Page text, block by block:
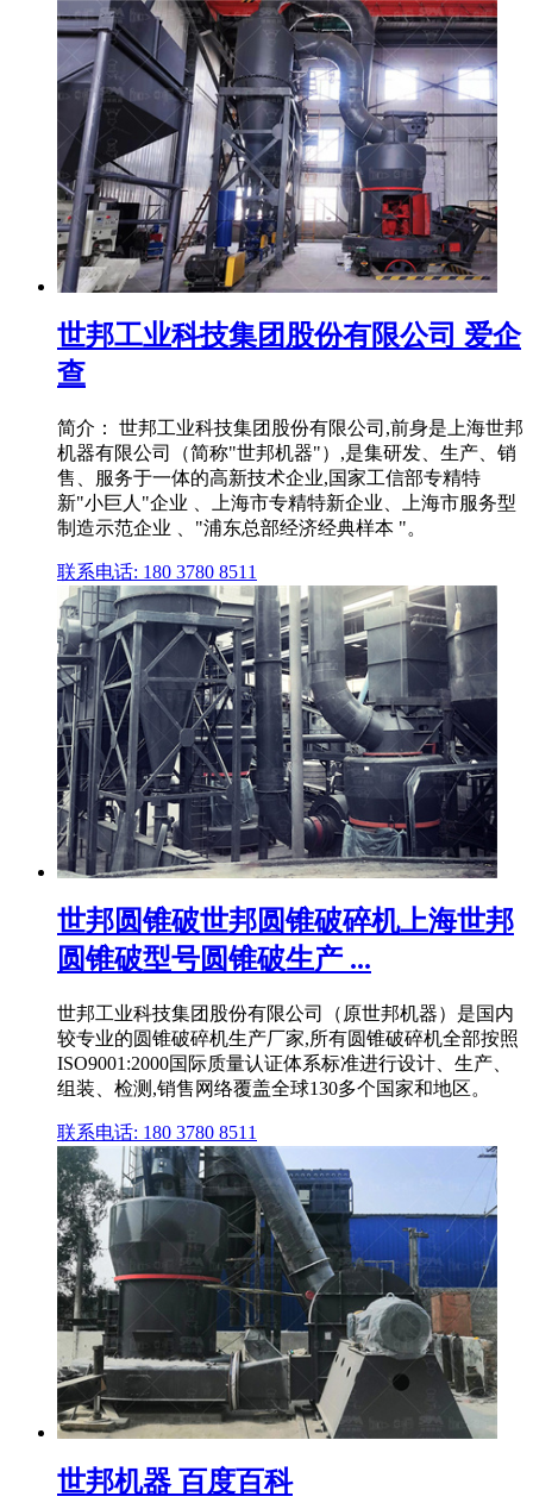
世邦工业科技集团股份有限公司 爱企
查
简介： 世邦工业科技集团股份有限公司,前身是上海世邦
机器有限公司（简称"世邦机器"）,是集研发、生产、销
售、服务于一体的高新技术企业,国家工信部专精特
新"小巨人"企业 、上海市专精特新企业、上海市服务型
制造示范企业 、"浦东总部经济经典样本 "。
联系电话: 180 3780 8511
世邦圆锥破世邦圆锥破碎机上海世邦
圆锥破型号圆锥破生产 ...
世邦工业科技集团股份有限公司（原世邦机器）是国内
较专业的圆锥破碎机生产厂家,所有圆锥破碎机全部按照
ISO9001:2000国际质量认证体系标准进行设计、生产、
组装、检测,销售网络覆盖全球130多个国家和地区。
联系电话: 180 3780 8511
世邦机器 百度百科